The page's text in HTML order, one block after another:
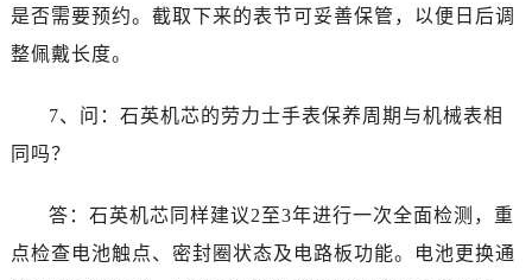
海南省海口市龙华区金贸东路5号海口华润大厦B座17层1707室劳力士售后服务中心（需提前预约）
呼和浩特市玉泉区大学西街70号华润万象城写字楼（鄂尔多斯大厦）23层2326室劳力士售后服务中心（需提前预约）
是否需要预约。截取下来的表节可妥善保管，以便日后调
整佩戴长度。
7、问：石英机芯的劳力士手表保养周期与机械表相
同吗？
答：石英机芯同样建议2至3年进行一次全面检测，重
点检查电池触点、密封圈状态及电路板功能。电池更换通